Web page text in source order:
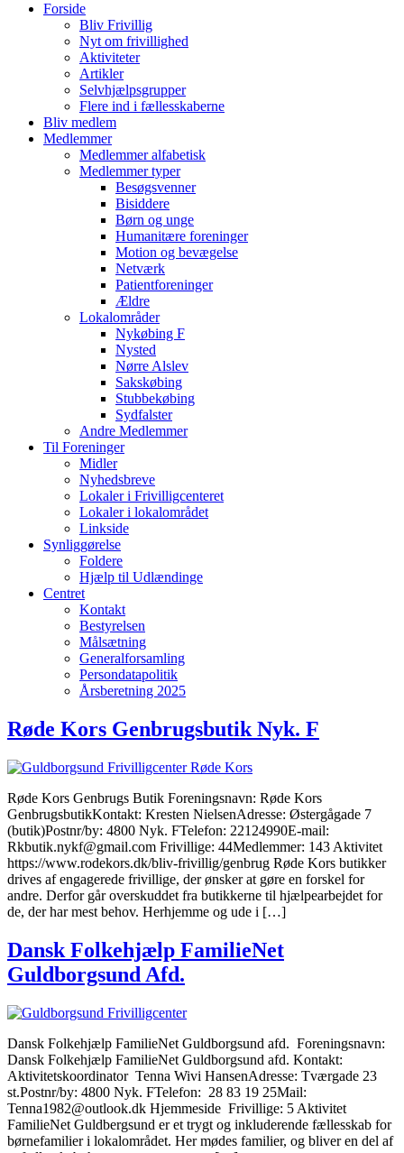
Forside
Bliv Frivillig
Nyt om frivillighed
Aktiviteter
Artikler
Selvhjælpsgrupper
Flere ind i fællesskaberne
Bliv medlem
Medlemmer
Medlemmer alfabetisk
Medlemmer typer
Besøgsvenner
Bisiddere
Børn og unge
Humanitære foreninger
Motion og bevægelse
Netværk
Patientforeninger
Ældre
Lokalområder
Nykøbing F
Nysted
Nørre Alslev
Sakskøbing
Stubbekøbing
Sydfalster
Andre Medlemmer
Til Foreninger
Midler
Nyhedsbreve
Lokaler i Frivilligcenteret
Lokaler i lokalområdet
Linkside
Synliggørelse
Foldere
Hjælp til Udlændinge
Centret
Kontakt
Bestyrelsen
Målsætning
Generalforsamling
Persondatapolitik
Årsberetning 2025
Røde Kors Genbrugsbutik Nyk. F
Røde Kors Genbrugs Butik Foreningsnavn: Røde Kors
GenbrugsbutikKontakt: Kresten NielsenAdresse: Østergågade 7
(butik)Postnr/by: 4800 Nyk. FTelefon: 22124990E-mail:
Rkbutik.nykf@gmail.com Frivillige: 44Medlemmer: 143 Aktivitet
https://www.rodekors.dk/bliv-frivillig/genbrug Røde Kors butikker
drives af engagerede frivillige, der ønsker at gøre en forskel for
andre. Derfor går overskuddet fra butikkerne til hjælpearbejdet for
de, der har mest behov. Herhjemme og ude i […]
Dansk Folkehjælp FamilieNet
Guldborgsund Afd.
Dansk Folkehjælp FamilieNet Guldborgsund afd. Foreningsnavn:
Dansk Folkehjælp FamilieNet Guldborgsund afd. Kontakt:
Aktivitetskoordinator Tenna Wivi HansenAdresse: Tværgade 23
st.Postnr/by: 4800 Nyk. FTelefon: 28 83 19 25Mail:
Tenna1982@outlook.dk Hjemmeside Frivillige: 5 Aktivitet
FamilieNet Guldbergsund er et trygt og inkluderende fællesskab for
børnefamilier i lokalområdet. Her mødes familier, og bliver en del af